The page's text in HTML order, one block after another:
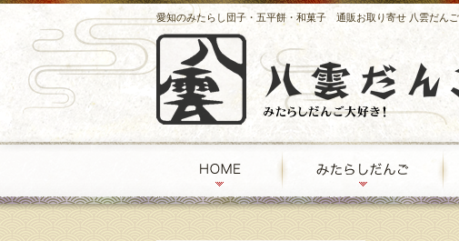
愛知のみたらし団子・五平餅・和菓子 通販お取り寄せ 八雲だんご